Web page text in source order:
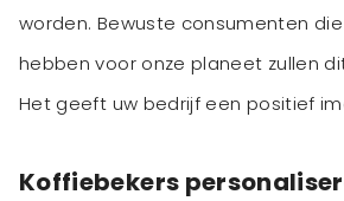
worden. Bewuste consumenten
hebben voor onze planeet zullen
Het geeft uw bedrijf een positief
Koffiebekers